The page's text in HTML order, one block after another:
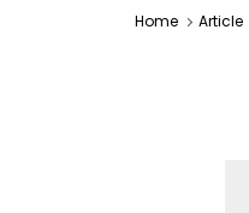
Home Article